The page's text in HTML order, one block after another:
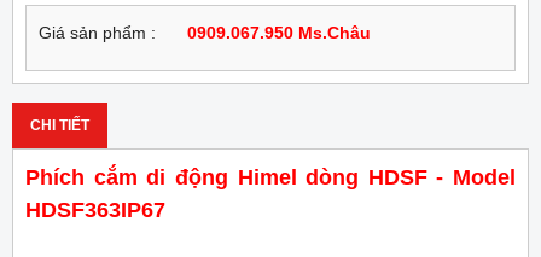
Giá sản phẩm : 0909.067.950 Ms.Châu
CHI TIẾT
Phích cắm di động Himel dòng HDSF - Model
HDSF363IP67